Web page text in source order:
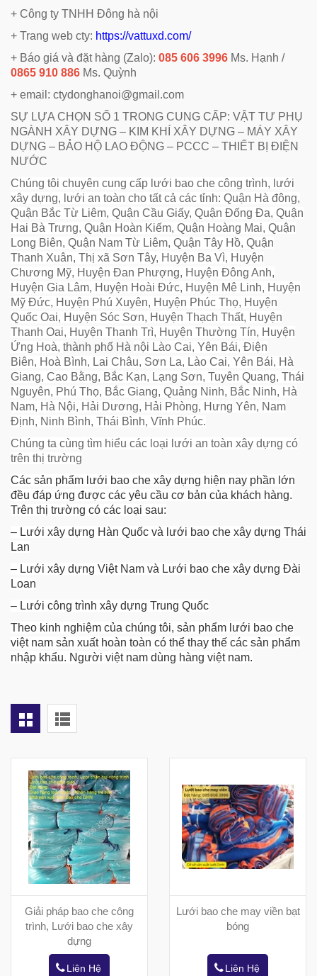
+ Công ty TNHH Đông hà nội
+ Trang web cty: https://vattuxd.com/
+ Báo giá và đặt hàng (Zalo): 085 606 3996 Ms. Hạnh /
0865 910 886 Ms. Quỳnh
+ email: ctydonghanoi@gmail.com
SỰ LỰA CHỌN SỐ 1 TRONG CUNG CẤP: VẬT TƯ PHỤ
NGÀNH XÂY DỰNG – KIM KHÍ XÂY DỰNG – MÁY XÂY
DỰNG – BẢO HỘ LAO ĐỘNG – PCCC – THIẾT BỊ ĐIỆN
NƯỚC
Chúng tôi chuyên cung cấp lưới bao che công trình, lưới
xây dựng, lưới an toàn cho tất cả các tỉnh: Quận Hà đông,
Quận Bắc Từ Liêm, Quận Cầu Giấy, Quận Đống Đa, Quận
Hai Bà Trưng, Quận Hoàn Kiếm, Quận Hoàng Mai, Quận
Long Biên, Quận Nam Từ Liêm, Quận Tây Hồ, Quận
Thanh Xuân, Thị xã Sơn Tây, Huyện Ba Vì, Huyện
Chương Mỹ, Huyện Đan Phượng, Huyện Đông Anh,
Huyện Gia Lâm, Huyện Hoài Đức, Huyện Mê Linh, Huyện
Mỹ Đức, Huyện Phú Xuyên, Huyện Phúc Thọ, Huyện
Quốc Oai, Huyện Sóc Sơn, Huyện Thạch Thất, Huyện
Thanh Oai, Huyện Thanh Trì, Huyện Thường Tín, Huyện
Ứng Hoà, thành phố Hà nội Lào Cai, Yên Bái, Điện
Biên, Hoà Bình, Lai Châu, Sơn La, Lào Cai, Yên Bái, Hà
Giang, Cao Bằng, Bắc Kạn, Lạng Sơn, Tuyên Quang, Thái
Nguyên, Phú Thọ, Bắc Giang, Quảng Ninh, Bắc Ninh, Hà
Nam, Hà Nội, Hải Dương, Hải Phòng, Hưng Yên, Nam
Định, Ninh Bình, Thái Bình, Vĩnh Phúc.
Chúng ta cùng tìm hiểu các loại lưới an toàn xây dựng có
trên thị trường
Các sản phẩm lưới bao che xây dựng hiện nay phần lớn
đều đáp ứng được các yêu cầu cơ bản của khách hàng.
Trên thị trường có các loại sau:
– Lưới xây dựng Hàn Quốc và lưới bao che xây dựng Thái
Lan
– Lưới xây dựng Việt Nam và Lưới bao che xây dựng Đài
Loan
– Lưới công trình xây dựng Trung Quốc
Theo kinh nghiệm của chúng tôi, sản phẩm lưới bao che
việt nam sản xuất hoàn toàn có thể thay thế các sản phẩm
nhập khẩu. Người việt nam dùng hàng việt nam.
Giải pháp bao che công
trình, Lưới bao che xây
dựng
Liên Hệ
Lưới bao che may viền bạt
bóng
Liên Hệ